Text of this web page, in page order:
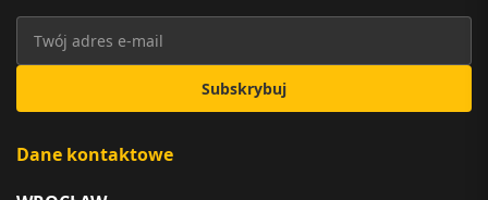
Subskrybuj
Dane kontaktowe